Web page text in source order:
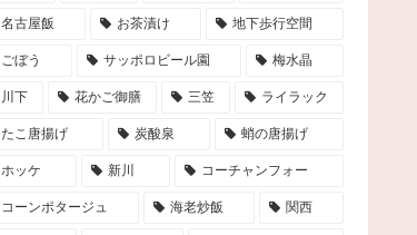
名古屋飯 お茶漬け 地下歩行空間
ごぼう サッポロビール園 梅水晶
川下 花かご御膳 三笠 ライラック
たこ唐揚げ 炭酸泉 蛸の唐揚げ
ホッケ 新川 コーチャンフォー
コーンポタージュ 海老炒飯 関西